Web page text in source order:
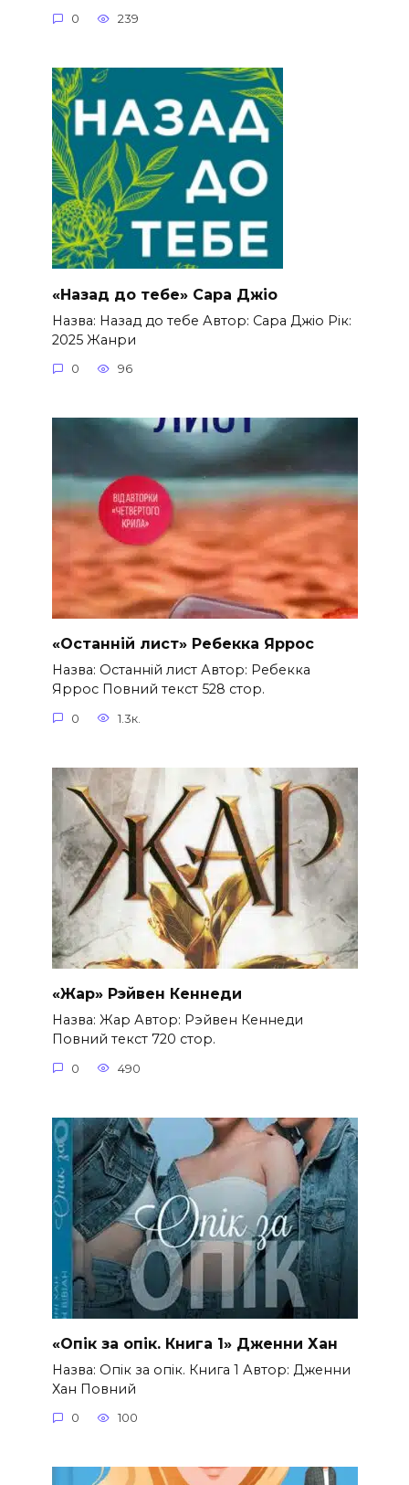
0 239
«Назад до тебе» Сара Джіо
Назва: Назад до тебе Автор: Сара Джіо Рік:
2025 Жанри
0 96
«Останній лист» Ребекка Яррос
Назва: Останній лист Автор: Ребекка
Яррос Повний текст 528 стор.
0 1.3к.
«Жар» Рэйвен Кеннеди
Назва: Жар Автор: Рэйвен Кеннеди
Повний текст 720 стор.
0 490
«Опік за опік. Книга 1» Дженни Хан
Назва: Опік за опік. Книга 1 Автор: Дженни
Хан Повний
0 100